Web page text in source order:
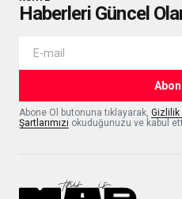
Haberleri Güncel
Abone Ol butonuna tıklayarak, Gizlilik
Şartlarımızı okuduğunuzu ve kabul